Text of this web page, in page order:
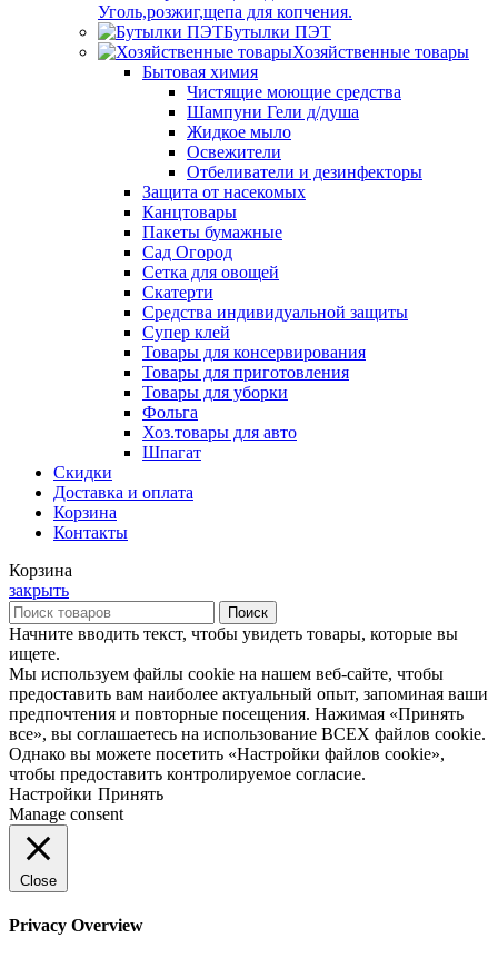
Уголь,розжиг,щепа для копчения.
Бутылки ПЭТ
Хозяйственные товары
Бытовая химия
Чистящие моющие средства
Шампуни Гели д/душа
Жидкое мыло
Освежители
Отбеливатели и дезинфекторы
Защита от насекомых
Канцтовары
Пакеты бумажные
Сад Огород
Сетка для овощей
Скатерти
Средства индивидуальной защиты
Супер клей
Товары для консервирования
Товары для приготовления
Товары для уборки
Фольга
Хоз.товары для авто
Шпагат
Скидки
Доставка и оплата
Корзина
Контакты
Корзина
закрыть
Поиск
Начните вводить текст, чтобы увидеть товары, которые вы
ищете.
Мы используем файлы cookie на нашем веб-сайте, чтобы
предоставить вам наиболее актуальный опыт, запоминая ваши
предпочтения и повторные посещения. Нажимая «Принять
все», вы соглашаетесь на использование ВСЕХ файлов cookie.
Однако вы можете посетить «Настройки файлов cookie»,
чтобы предоставить контролируемое согласие.
Настройки Принять
Manage consent
Close
Privacy Overview